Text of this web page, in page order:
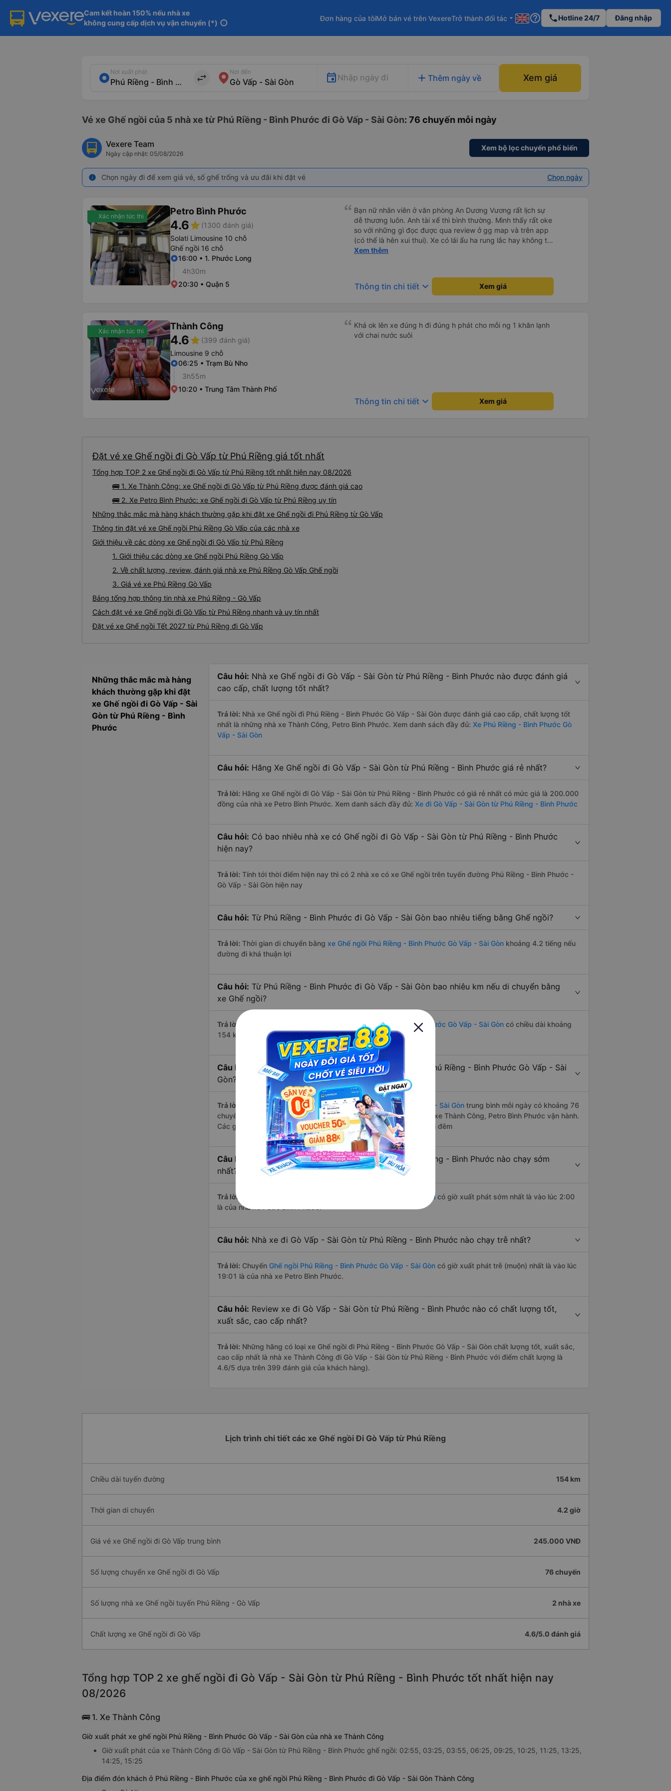
Cam kết hoàn 150% nếu nhà xe
không cung cấp dịch vụ vận chuyển (*) info
Đơn hàng của tôiMở bán vé trên VexereTrở thành đối tác arrow_drop_down help_outline phoneHotline 24/7 Đăng nhập
Nơi xuất phát
import_export
Nơi đến
Nhập ngày đi add Thêm ngày về Xem giá
Vé xe Ghế ngồi của 5 nhà xe từ Phú Riềng - Bình Phước đi Gò Vấp - Sài Gòn: 76 chuyến mỗi ngày
Vexere Team
Ngày cập nhật: 05/08/2026
Xem bộ lọc chuyến phổ biến
info Chọn ngày đi để xem giá vé, số ghế trống và ưu đãi khi đặt vé Chọn ngày
Xác nhận tức thì Petro Bình Phước
4.6star (1300 đánh giá)
Solati Limousine 10 chỗ
Ghế ngồi 16 chỗ
16:00 • 1. Phước Long
4h30m
20:30 • Quận 5
Bạn nữ nhân viên ở văn phòng An Dương Vương rất lịch sự
dễ thương luôn. Anh tài xế thì bình thường. Mình thấy rất oke
so với những gì đọc được qua review ở gg map và trên app
(có thể là hên xui thui). Xe có lái ẩu ha rung lắc hay không thì
cũng ko rõ tại mình say xe nên ngủ ko à
Xem thêm
Thông tin chi tiết keyboard_arrow_down Xem giá
Xác nhận tức thì Thành Công
4.6star (399 đánh giá)
Limousine 9 chỗ
06:25 • Trạm Bù Nho
3h55m
10:20 • Trung Tâm Thành Phố
Khá ok lên xe đúng h đi đúng h phát cho mỗi ng 1 khăn lạnh
với chai nước suôi
Thông tin chi tiết keyboard_arrow_down Xem giá
Đặt vé xe Ghế ngồi đi Gò Vấp từ Phú Riềng giá tốt nhất
Tổng hợp TOP 2 xe Ghế ngồi đi Gò Vấp từ Phú Riềng tốt nhất hiện nay 08/2026
🚌 1. Xe Thành Công: xe Ghế ngồi đi Gò Vấp từ Phú Riềng được đánh giá cao
🚌 2. Xe Petro Bình Phước: xe Ghế ngồi đi Gò Vấp từ Phú Riềng uy tín
Những thắc mắc mà hàng khách thường gặp khi đặt xe Ghế ngồi đi Phú Riềng từ Gò Vấp
Thông tin đặt vé xe Ghế ngồi Phú Riềng Gò Vấp của các nhà xe
Giới thiệu về các dòng xe Ghế ngồi đi Gò Vấp từ Phú Riềng
1. Giới thiệu các dòng xe Ghế ngồi Phú Riềng Gò Vấp
2. Về chất lượng, review, đánh giá nhà xe Phú Riềng Gò Vấp Ghế ngồi
3. Giá vé xe Phú Riềng Gò Vấp
Bảng tổng hợp thông tin nhà xe Phú Riềng - Gò Vấp
Cách đặt vé xe Ghế ngồi đi Gò Vấp từ Phú Riềng nhanh và uy tín nhất
Đặt vé xe Ghế ngồi Tết 2027 từ Phú Riềng đi Gò Vấp
Những thắc mắc mà hàng
khách thường gặp khi đặt
xe Ghế ngồi đi Gò Vấp - Sài
Gòn từ Phú Riềng - Bình
Phước
Câu hỏi: Nhà xe Ghế ngồi đi Gò Vấp - Sài Gòn từ Phú Riềng - Bình Phước nào được đánh giá
cao cấp, chất lượng tốt nhất?
Trả lời: Nhà xe Ghế ngồi đi Phú Riềng - Bình Phước Gò Vấp - Sài Gòn được đánh giá cao cấp, chất lượng tốt
nhất là những nhà xe Thành Công, Petro Bình Phước. Xem danh sách đầy đủ: Xe Phú Riềng - Bình Phước Gò
Vấp - Sài Gòn
Câu hỏi: Hãng Xe Ghế ngồi đi Gò Vấp - Sài Gòn từ Phú Riềng - Bình Phước giá rẻ nhất?
Trả lời: Hãng xe Ghế ngồi đi Gò Vấp - Sài Gòn từ Phú Riềng - Bình Phước có giá rẻ nhất có mức giá là 200.000
đồng của nhà xe Petro Bình Phước. Xem danh sách đầy đủ: Xe đi Gò Vấp - Sài Gòn từ Phú Riềng - Bình Phước
Câu hỏi: Có bao nhiêu nhà xe có Ghế ngồi đi Gò Vấp - Sài Gòn từ Phú Riềng - Bình Phước
hiện nay?
Trả lời: Tính tới thời điểm hiện nay thì có 2 nhà xe có xe Ghế ngồi trên tuyến đường Phú Riềng - Bình Phước -
Gò Vấp - Sài Gòn hiện nay
Câu hỏi: Từ Phú Riềng - Bình Phước đi Gò Vấp - Sài Gòn bao nhiêu tiếng bằng Ghế ngồi?
Trả lời: Thời gian di chuyển bằng xe Ghế ngồi Phú Riềng - Bình Phước Gò Vấp - Sài Gòn khoảng 4.2 tiếng nếu
đường đi khá thuận lợi
Câu hỏi: Từ Phú Riềng - Bình Phước đi Gò Vấp - Sài Gòn bao nhiêu km nếu di chuyển bằng
xe Ghế ngồi?
Trả lời: xe Ghế ngồi đi Phú Riềng - Bình Phước Gò Vấp - Sài Gòn có chiều dài khoảng
154 km.
Câu hỏi:
Mỗi ngày có bao nhiêu chuyến xe Ghế ngồi đi Phú Riềng - Bình Phước Gò Vấp - Sài
Gòn?
Trả lời: Tuyến đườngxe Ghế ngồi Phú Riềng - Bình Phước Gò Vấp - Sài Gòn trung bình mỗi ngày có khoảng 76
chuyến trên
Vexere.combắt đầu từ 2:00 đến 19:01 bởi 2 nhà xe: xe Thành Công, Petro Bình Phước vận hành.
Các giờ xe chạy có đầy đủ cả ban ngày, buổi trưa, buổi chiều, ban đêm
Câu hỏi:
Nhà xe Ghế ngồi đi Gò Vấp - Sài Gòn từ Phú Riềng - Bình Phước nào chạy sớm
nhất?
Trả lời: Ghế ngồi Phú Riềng - Bình Phước Gò Vấp - Sài Gòn có giờ xuất phát sớm nhất là vào lúc 2:00
là của nhà xe Petro Bình Phước.
Câu hỏi: Nhà xe đi Gò Vấp - Sài Gòn từ Phú Riềng - Bình Phước nào chạy trễ nhất?
Trả lời: Chuyến Ghế ngồi Phú Riềng - Bình Phước Gò Vấp - Sài Gòn có giờ xuất phát trễ (muộn) nhất là vào lúc
19:01 là của nhà xe Petro Bình Phước.
Câu hỏi: Review xe đi Gò Vấp - Sài Gòn từ Phú Riềng - Bình Phước nào có chất lượng tốt,
xuất sắc, cao cấp nhất?
Trả lời: Những hãng có loại xe Ghế ngồi đi Phú Riềng - Bình Phước Gò Vấp - Sài Gòn chất lượng tốt, xuất sắc,
cao cấp nhất là nhà xe Thành Công đi Gò Vấp - Sài Gòn từ Phú Riềng - Bình Phước với điểm chất lượng là
4.6/5 dựa trên 399 đánh giá của khách hàng).
Lịch trình chi tiết các xe Ghế ngồi Đi Gò Vấp từ Phú Riềng
Chiều dài tuyến đường 154 km
Thời gian di chuyển 4.2 giờ
Giá vé xe Ghế ngồi đi Gò Vấp trung bình 245.000 VNĐ
Số lượng chuyến xe Ghế ngồi đi Gò Vấp 76 chuyến
Số lượng nhà xe Ghế ngồi tuyến Phú Riềng - Gò Vấp 2 nhà xe
Chất lượng xe Ghế ngồi đi Gò Vấp 4.6/5.0 đánh giá
Tổng hợp TOP 2 xe ghế ngồi đi Gò Vấp - Sài Gòn từ Phú Riềng - Bình Phước tốt nhất hiện nay
08/2026
🚌 1. Xe Thành Công
Giờ xuất phát xe ghế ngồi Phú Riềng - Bình Phước Gò Vấp - Sài Gòn của nhà xe Thành Công
Giờ xuất phát của xe Thành Công đi Gò Vấp - Sài Gòn từ Phú Riềng - Bình Phước ghế ngồi: 02:55, 03:25, 03:55, 06:25, 09:25, 10:25, 11:25, 13:25,
14:25, 15:25
Địa điểm đón khách ở Phú Riềng - Bình Phước của xe ghế ngồi Phú Riềng - Bình Phước đi Gò Vấp - Sài Gòn Thành Công